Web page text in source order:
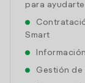
para
Smart
Gestión